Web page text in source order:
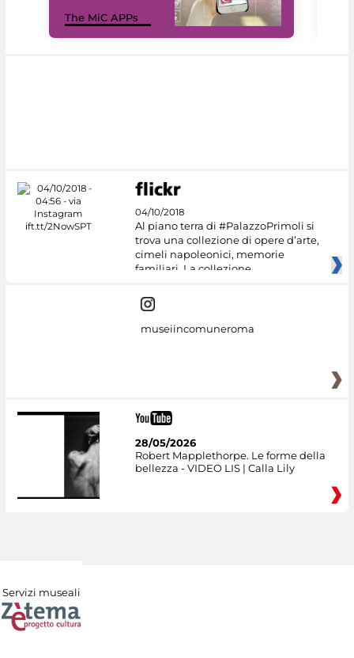
The MiC APPs
04/10/2018
Al piano terra di #PalazzoPrimoli si
trova una collezione di opere d’arte,
cimeli napoleonici, memorie
familiari. La collezione
museiincomuneroma
28/05/2026
Robert Mapplethorpe. Le forme della
bellezza - VIDEO LIS | Calla Lily
Servizi museali